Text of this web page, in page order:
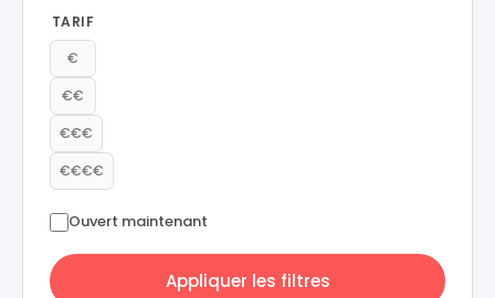
TARIF
€
€€
€€€
€€€€
Ouvert maintenant
Appliquer les filtres